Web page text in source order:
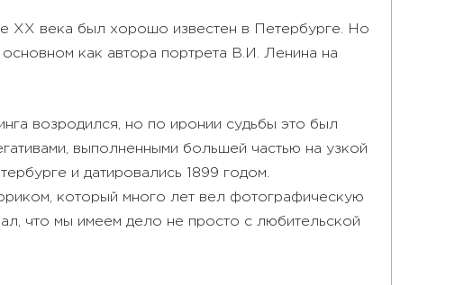
ХХ века был хорошо известен в Петербурге. Но
как автора портрета В.И. Ленина на
возродился, но по иронии судьбы это был
выполненными большей частью на узкой
и датировались 1899 годом.
который много лет вел фотографическую
что мы имеем дело не просто с любительской